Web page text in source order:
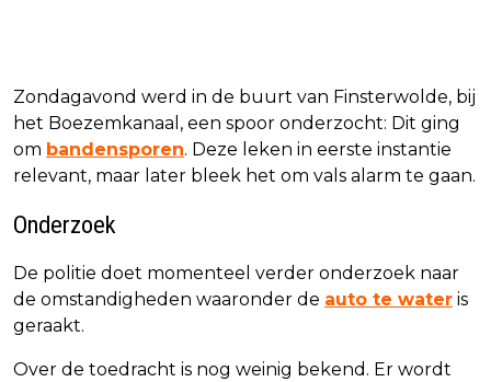
Zondagavond werd in de buurt van Finsterwolde, bij
het Boezemkanaal, een spoor onderzocht: Dit ging
om bandensporen. Deze leken in eerste instantie
relevant, maar later bleek het om vals alarm te gaan.
Onderzoek
De politie doet momenteel verder onderzoek naar
de omstandigheden waaronder de auto te water is
geraakt.
Over de toedracht is nog weinig bekend. Er wordt